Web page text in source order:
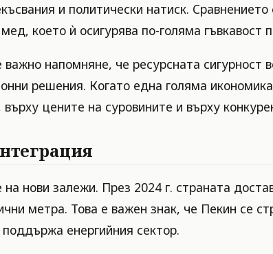
и политически натиск.
което ѝ осигурява по-голяма
напомняне, че ресурсната сигурност
решения. Когато една голяма
цените на суровините и върху
нови залежи. През 2024 г. страната
метра. Това е важен знак, че Пекин се
енергийния сектор.